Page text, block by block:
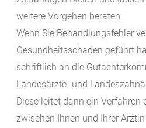
weitere Vorgehen beraten.
Wenn Sie Behandlungsfehler
Gesundheitsschaden geführt
schriftlich an die
Landesärzte- und
Diese leitet dann ein Verfahren
zwischen Ihnen und Ihrer